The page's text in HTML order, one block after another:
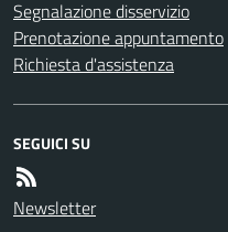
Segnalazione disservizio
Prenotazione appuntamento
Richiesta d'assistenza
SEGUICI SU
Newsletter